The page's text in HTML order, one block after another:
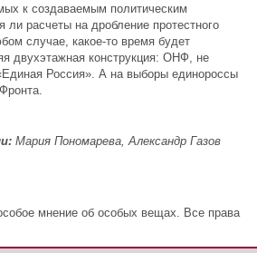
к создаваемым политическим
ли расчеты на дробление протестного
случае, какое-то время будет
двухэтажная конструкция: ОНФ, не
Россия». А на выборы единороссы
Мария Пономарева, Александр Газов
мнение об особых вещах. Все права